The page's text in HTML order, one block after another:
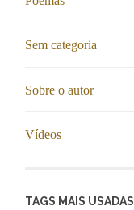
Sem categoria
Sobre o autor
Vídeos
TAGS MAIS USADAS